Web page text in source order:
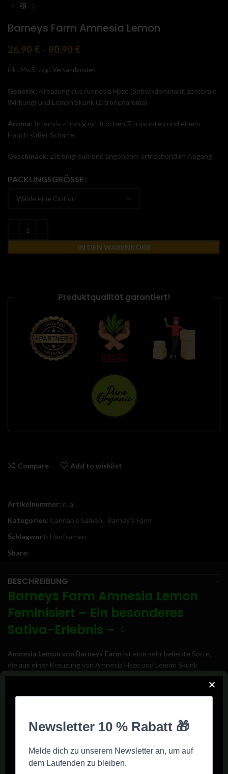
Barneys Farm Amnesia Lemon
26,90 € – 80,90 €
inkl. MwSt. zzgl. Versandkosten
Genetik: Kreuzung aus Amnesia Haze (Sativa-dominant, zerebrale
Wirkung) und Lemon Skunk (Zitronenaroma).
Aroma: Intensiv zitronig mit frischen Zitrusnoten und einem
Hauch süßer Schärfe.
Geschmack: Zitronig-süß und angenehm erfrischend im Abgang.
PACKUNGSGRÖSSE
IN DEN WARENKORB
Produktqualität garantiert!
Compare Add to wishlist
Artikelnummer: n. a.
Kategorien: Cannabis Samen , Barney's Farm
Schlagwort: Hanfsamen
Share:
BESCHREIBUNG
Barneys Farm Amnesia Lemon
Feminisiert – Ein besonderes
Sativa-Erlebnis – ♀️
Amnesia Lemon von Barneys Farm ist eine sehr beliebte Sorte,
die aus einer Kreuzung von Amnesia Haze und Lemon Skunk
entstanden ist.Diese feminisierte Sativa-Hybridpflanze überzeugt
vor allem durch ihr frisches, zitroniges Aroma und einen intensiven,
aber ausgewogenen Effekt. Mit einem THC-Gehalt von bis zu 20 %
für Freizeitnutzer als auch für medizinische Anwender geeignet ist.
Anbau und Blütezeit
Amnesia Lemon wächst gut sowohl drinnen als auch draußen,